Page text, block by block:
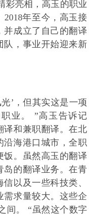
彩亮相，高玉的职业
年至今，高玉接
并成立了自己的翻译
队，事业开始迎来新
’，但其实这是一项
业。 ”高玉告诉记
译和兼职翻译。在北
沿海港口城市，全职
饭。虽然高玉的翻译
岛的翻译业务。在青
以及一些科技类、
需求量较大。这些企
间。 “虽然这个数字